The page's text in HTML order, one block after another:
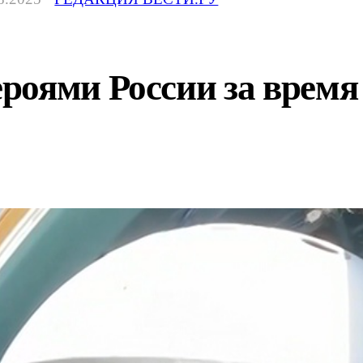
России за